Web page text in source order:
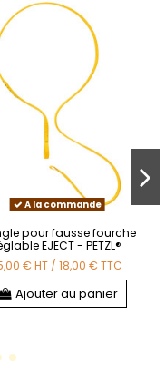
A la commande
pour fausse fourche
EJECT - PETZL®
€HT / 18,00 €TTC
Ajouter au panier